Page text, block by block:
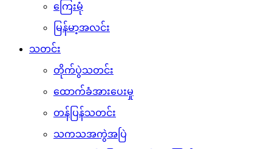
ကြေးမုံ
မြန်မာ့အလင်း
သတင်း
တိုက်ပွဲသတင်း
ထောက်ခံအားပေးမှု
တန်ပြန်သတင်း
သကသအကွဲအပြဲ